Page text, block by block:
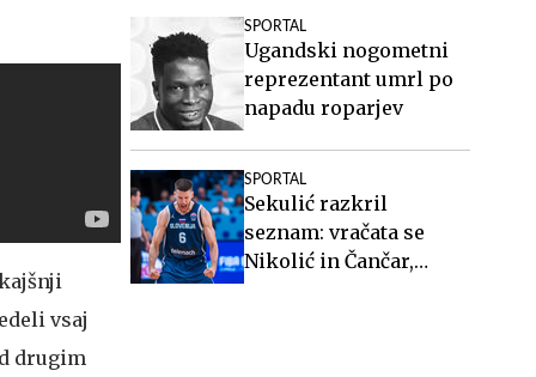
vsaj
drugim
SPORTAL
Ugandski nogometni
reprezentant umrl po
napadu roparjev
SPORTAL
Sekulić razkril
seznam: vračata se
Nikolić in Čančar,